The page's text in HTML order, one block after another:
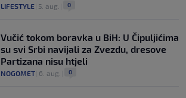
LIFESTYLE 5. aug. 0
Vučić tokom boravka u BiH: U Čipuljićima
su svi Srbi navijali za Zvezdu, dresove
Partizana nisu htjeli
NOGOMET 6. aug. 0